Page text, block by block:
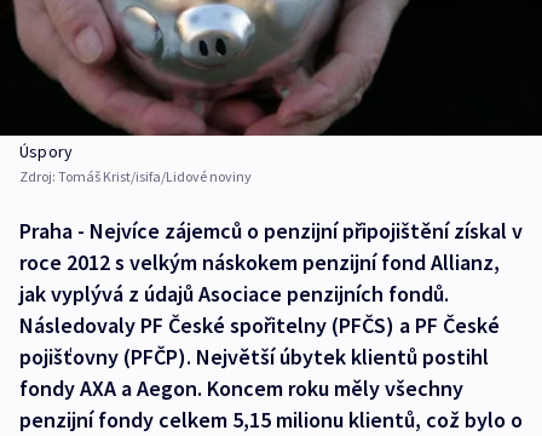
Úspory
Zdroj: Tomáš Krist/isifa/Lidové noviny
Praha - Nejvíce zájemců o penzijní připojištění získal v
roce 2012 s velkým náskokem penzijní fond Allianz,
jak vyplývá z údajů Asociace penzijních fondů.
Následovaly PF České spořitelny (PFČS) a PF České
pojišťovny (PFČP). Největší úbytek klientů postihl
fondy AXA a Aegon. Koncem roku měly všechny
penzijní fondy celkem 5,15 milionu klientů, což bylo o